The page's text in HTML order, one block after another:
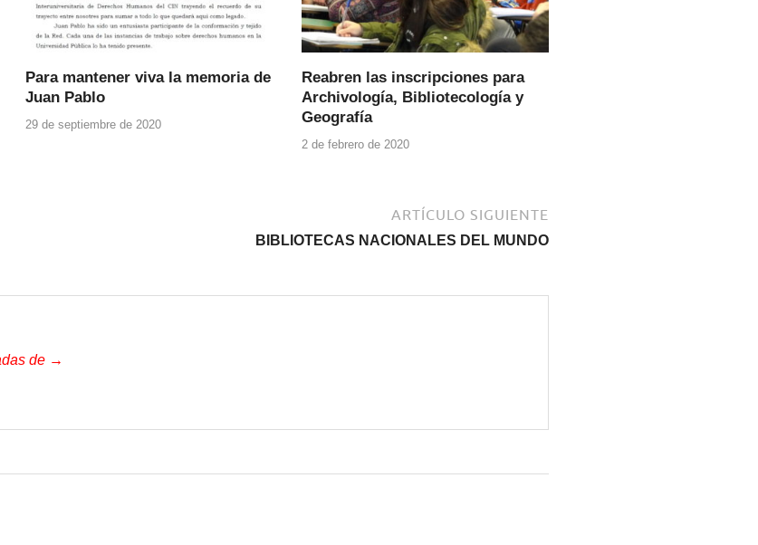
Para mantener viva la memoria de
Juan Pablo
29 de septiembre de 2020
Reabren las inscripciones para
Archivología, Bibliotecología y
Geografía
2 de febrero de 2020
ARTÍCULO SIGUIENTE
BIBLIOTECAS NACIONALES DEL MUNDO
de →